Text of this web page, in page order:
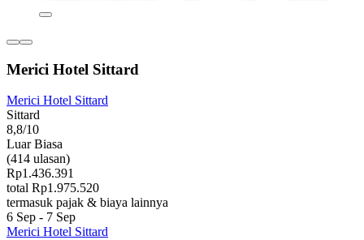
Merici Hotel Sittard
Merici Hotel Sittard
Sittard
8,8/10
Luar Biasa
(414 ulasan)
Rp1.436.391
total Rp1.975.520
termasuk pajak & biaya lainnya
6 Sep - 7 Sep
Merici Hotel Sittard